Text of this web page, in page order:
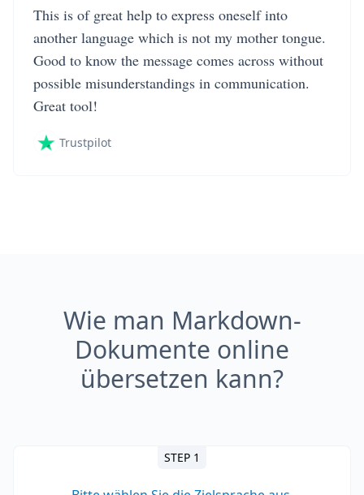
This is of great help to express oneself into
another language which is not my mother tongue.
Good to know the message comes across without
possible misunderstandings in communication.
Great tool!
Trustpilot
Wie man Markdown-
Dokumente online
übersetzen kann?
STEP 1